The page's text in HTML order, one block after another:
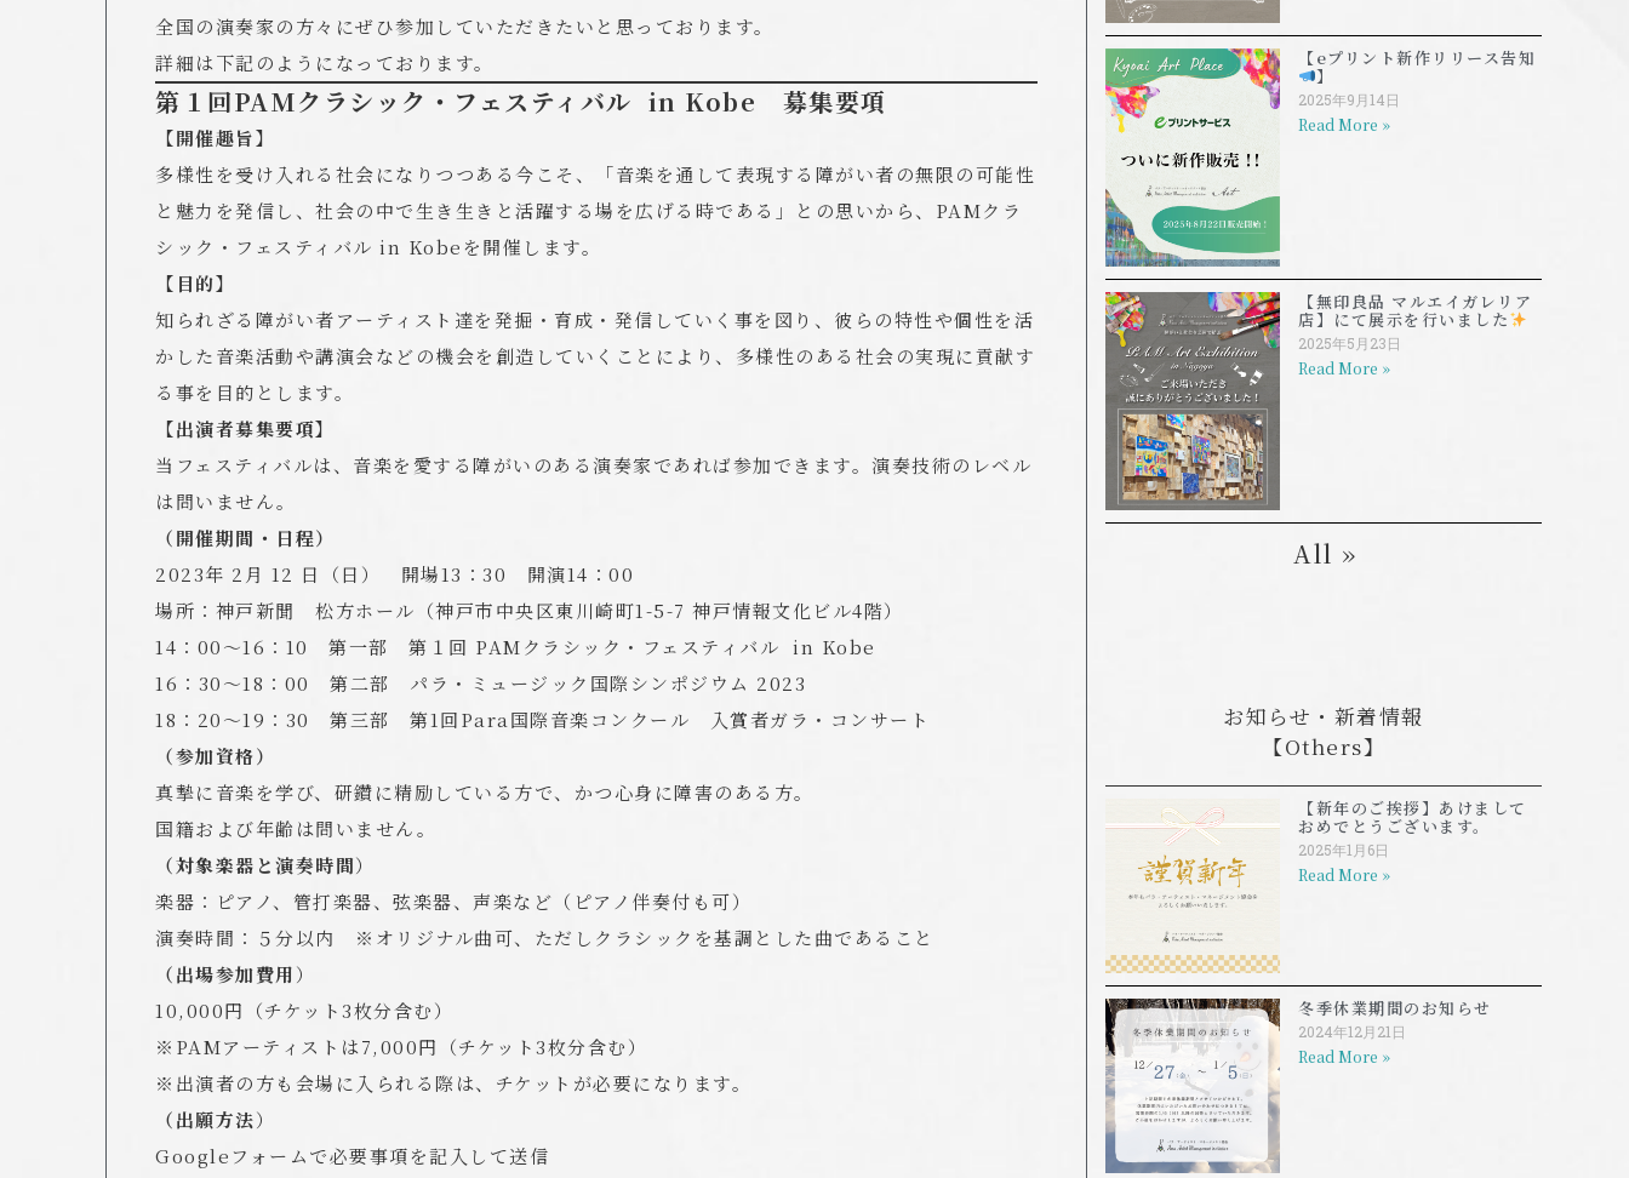
全国の演奏家の方々にぜひ参加していただきたいと思っております。
詳細は下記のようになっております。
第１回PAMクラシック・フェスティバル in Kobe 募集要項
【開催趣旨】
多様性を受け入れる社会になりつつある今こそ、「音楽を通して表現する障がい者の無限の可能性
と魅力を発信し、社会の中で生き生きと活躍する場を広げる時である」との思いから、PAMクラ
シック・フェスティバル in Kobeを開催します。
【目的】
知られざる障がい者アーティスト達を発掘・育成・発信していく事を図り、彼らの特性や個性を活
かした音楽活動や講演会などの機会を創造していくことにより、多様性のある社会の実現に貢献す
る事を目的とします。
【出演者募集要項】
当フェスティバルは、音楽を愛する障がいのある演奏家であれば参加できます。演奏技術のレベル
は問いません。
（開催期間・日程）
2023年 2月 12 日（日）
開場13：30 開演14：00
場所：神戸新聞 松方ホール（神戸市中央区東川崎町1-5-7 神戸情報文化ビル4階）
14：00～16：10 第一部 第１回 PAMクラシック・フェスティバル in Kobe
16：30～18：00 第二部 パラ・ミュージック国際シンポジウム 2023
18：20～19：30 第三部 第1回Para国際音楽コンクール 入賞者ガラ・コンサート
（参加資格）
真摯に音楽を学び、研鑽に精励している方で、かつ心身に障害のある方。
国籍および年齢は問いません。
（対象楽器と演奏時間）
楽器：ピアノ、管打楽器、弦楽器、声楽など（ピアノ伴奏付も可）
演奏時間：５分以内 ※オリジナル曲可、ただしクラシックを基調とした曲であること
（出場参加費用）
10,000円（チケット3枚分含む）
※PAMアーティストは7,000円（チケット3枚分含む）
※出演者の方も会場に入られる際は、チケットが必要になります。
（出願方法）
Googleフォームで必要事項を記入して送信
【eプリント新作リリース告知
】
2025年9月14日
Read More »
【無印良品 マルエイガレリア
店】にて展示を行いました
2025年5月23日
Read More »
All »
お知らせ・新着情報
【Others】
【新年のご挨拶】あけまして
おめでとうございます。
2025年1月6日
Read More »
冬季休業期間のお知らせ
2024年12月21日
Read More »